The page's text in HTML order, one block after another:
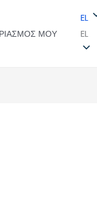
ΜΟΥ
EL
EL